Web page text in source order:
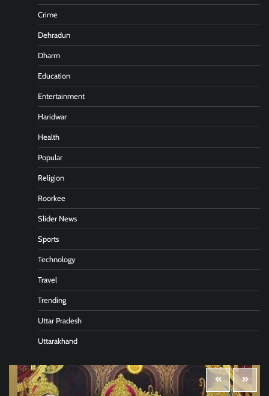
Crime
Dehradun
Dharm
Education
Entertainment
Haridwar
Health
Popular
Religion
Roorkee
Slider News
Sports
Technology
Travel
Trending
Uttar Pradesh
Uttarakhand